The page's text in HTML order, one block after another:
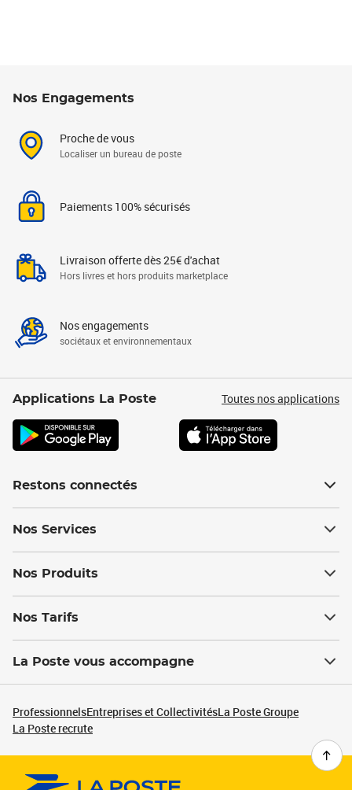
Nos Engagements
Proche de vous
Localiser un bureau de poste
Paiements 100% sécurisés
Livraison offerte dès 25€ d'achat
Hors livres et hors produits marketplace
Nos engagements
sociétaux et environnementaux
Applications La Poste Toutes nos applications
Restons connectés
Nos Services
Nos Produits
Nos Tarifs
La Poste vous accompagne
ProfessionnelsEntreprises et CollectivitésLa Poste Groupe
La Poste recrute